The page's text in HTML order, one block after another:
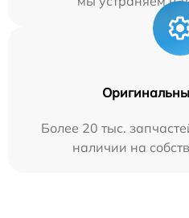
Более 20 тыс.
наличии на